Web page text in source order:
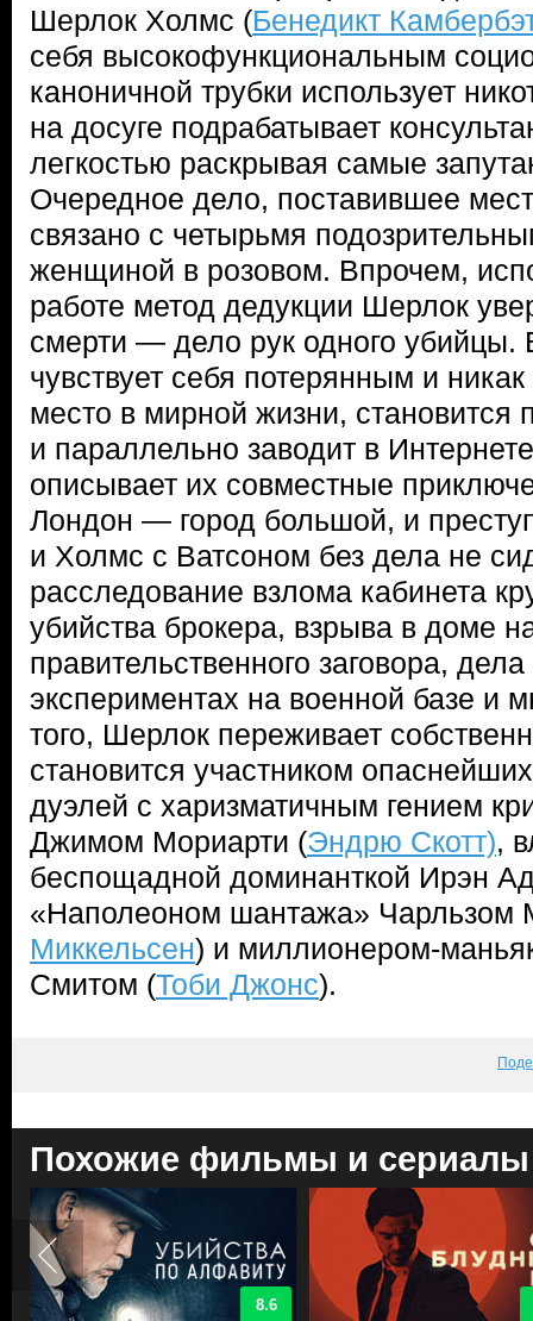
Шерлок Холмс (Бенедикт
себя высокофункциональным
каноничной трубки использует
на досуге подрабатывает
легкостью раскрывая самые
Очередное дело, поставившее
связано с четырьмя
женщиной в розовом. Впрочем,
работе метод дедукции Шерлок
смерти — дело рук одного убийцы.
чувствует себя потерянным и
место в мирной жизни, становится
и параллельно заводит в
описывает их совместные
Лондон — город большой, и
и Холмс с Ватсоном без дела не
расследование взлома кабинета
убийства брокера, взрыва в доме
правительственного заговора,
экспериментах на военной базе и
того, Шерлок переживает
становится участником
дуэлей с харизматичным гением
Джимом Мориарти (Эндрю Скотт),
беспощадной доминанткой Ирэн
«Наполеоном шантажа» Чарльзом
Миккельсен) и миллионером-
Смитом (Тоби Джонс).
Похожие фильмы и сериалы
8.6